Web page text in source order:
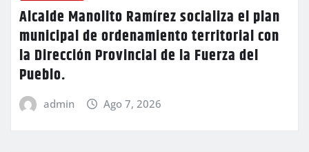
Alcalde Manolito Ramírez socializa el plan
municipal de ordenamiento territorial con
la Dirección Provincial de la Fuerza del
Pueblo.
admin Ago 7, 2026